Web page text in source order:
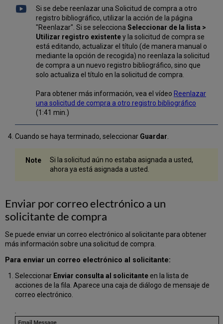
Si se debe reenlazar una Solicitud de compra a otro
registro bibliográfico, utilizar la acción de la página
"Reenlazar". Si se selecciona Seleccionar de la lista >
Utilizar registro existentey la solicitud de compra se
está editando, actualizar el título (de manera manual o
mediante la opción de recogida) no reenlaza la solicitud
de compra a un nuevo registro bibliográfico, sino que
solo actualiza el título en la solicitud de compra.
Para obtener más información, vea el vídeo Reenlazar
una solicitud de compra a otro registro bibliográfico
(1:41 min.)
Cuando se haya terminado, seleccionar Guardar
Si la solicitud aún no estaba asignada a usted,
ahora ya está asignada a usted.
Enviar por correo electrónico a un
solicitante de compra
Se puede enviar un correo electrónico al solicitante para obtener
más información sobre una solicitud de compra.
Para enviar un correo electrónico al solicitante:
Seleccionar Enviar consulta al solicitanteen la lista de
acciones de la fila. Aparece una caja de diálogo de mensaje de
correo electrónico.